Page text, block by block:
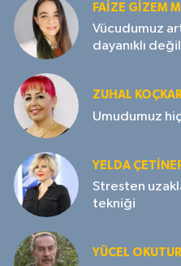
FAIZE GIZEM
Vücudumuz
dayanıklı
ZUHAL
Umudumuz
YELDA
Stresten
tekniği
YÜCEL OKUTUR